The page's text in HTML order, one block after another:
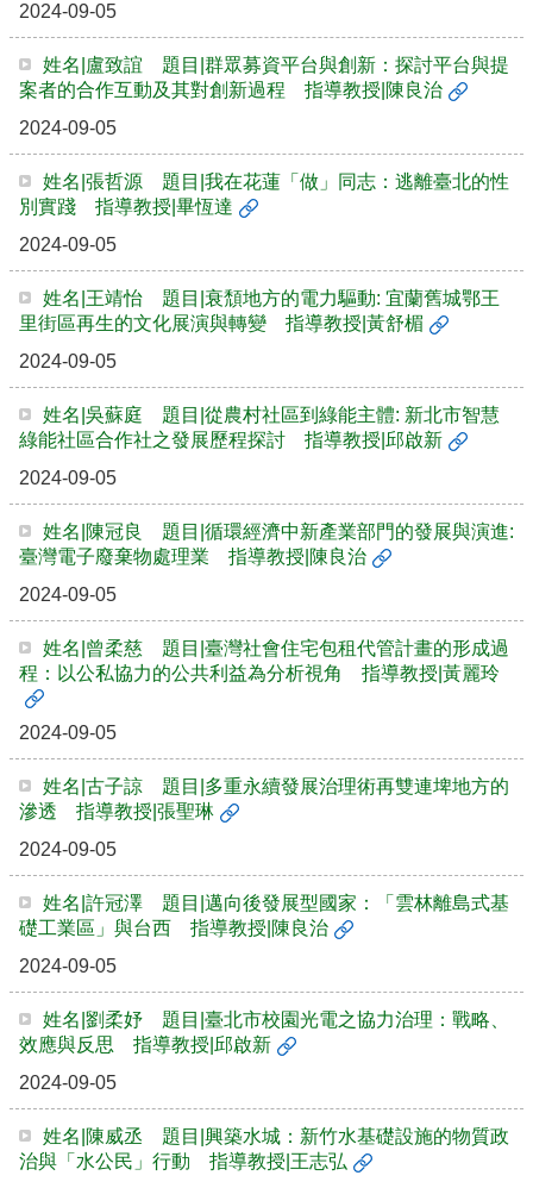
2024-09-05
姓名|盧致誼 題目|群眾募資平台與創新：探討平台與提
案者的合作互動及其對創新過程 指導教授|陳良治
2024-09-05
姓名|張哲源 題目|我在花蓮「做」同志：逃離臺北的性
別實踐 指導教授|畢恆達
2024-09-05
姓名|王靖怡 題目|衰頹地方的電力驅動: 宜蘭舊城鄂王
里街區再生的文化展演與轉變 指導教授|黃舒楣
2024-09-05
姓名|吳蘇庭 題目|從農村社區到綠能主體: 新北市智慧
綠能社區合作社之發展歷程探討 指導教授|邱啟新
2024-09-05
姓名|陳冠良 題目|循環經濟中新產業部門的發展與演進:
臺灣電子廢棄物處理業 指導教授|陳良治
2024-09-05
姓名|曾柔慈 題目|臺灣社會住宅包租代管計畫的形成過
程：以公私協力的公共利益為分析視角 指導教授|黃麗玲
2024-09-05
姓名|古子諒 題目|多重永續發展治理術再雙連埤地方的
滲透 指導教授|張聖琳
2024-09-05
姓名|許冠澤 題目|邁向後發展型國家：「雲林離島式基
礎工業區」與台西 指導教授|陳良治
2024-09-05
姓名|劉柔妤 題目|臺北市校園光電之協力治理：戰略、
效應與反思 指導教授|邱啟新
2024-09-05
姓名|陳威丞 題目|興築水城：新竹水基礎設施的物質政
治與「水公民」行動 指導教授|王志弘